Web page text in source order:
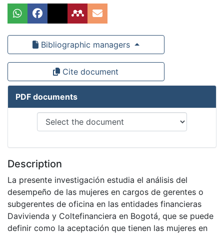
Bibliographic managers
Cite document
PDF documents
Description
La presente investigación estudia el análisis del
desempeño de las mujeres en cargos de gerentes o
subgerentes de oficina en las entidades financieras
Davivienda y Coltefinanciera en Bogotá, que se puede
definir como la aceptación que tienen las mujeres en